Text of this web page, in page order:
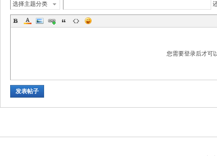
选择主题分类
您需要登录后才可
发表帖子